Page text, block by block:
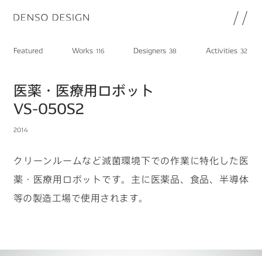
JP EN
Topics
Works
Designers
Chat
Information
Join
note
Featured Works 116 Designers 38 Activities 32
医薬・医療用ロボット
VS-050S2
2014
クリーンルームなど滅菌環境下での作業に特化した医
薬・医療用ロボットです。主に医薬品、食品、半導体
等の製造工場で使用されます。